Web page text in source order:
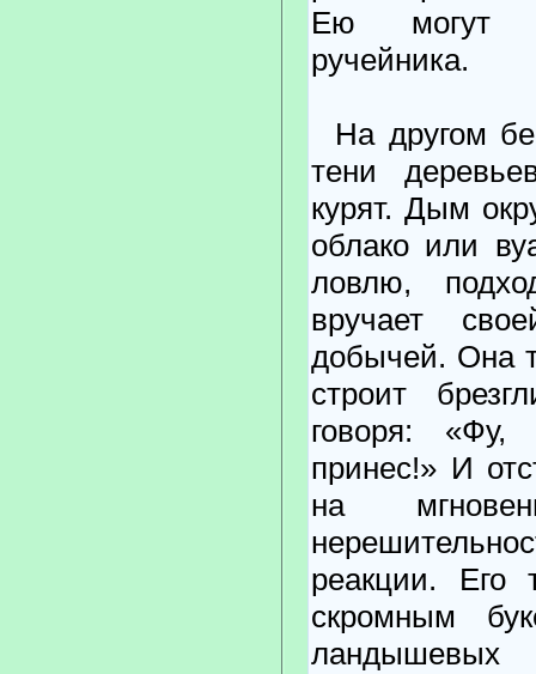
Ею могут
ручейника.
На другом
тени
курят. Дым
облако или
ловлю,
вручает
добычей. Она
строит
говоря:
принес!» И
на
реакции. Его
скромным